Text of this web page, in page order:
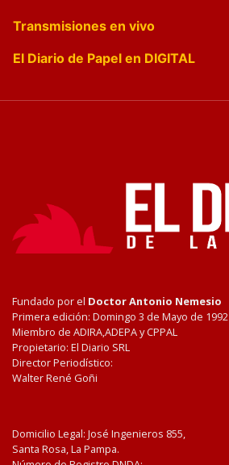
Transmisiones en vivo
El Diario de Papel en DIGITAL
Fundado por el Doctor Antonio Nemesio
Primera edición: Domingo 3 de Mayo de 1992
Miembro de ADIRA,ADEPA y CPPAL
Propietario: El Diario SRL
Director Periodístico:
Walter René Goñi
Domicilio Legal: José Ingenieros 855,
Santa Rosa, La Pampa.